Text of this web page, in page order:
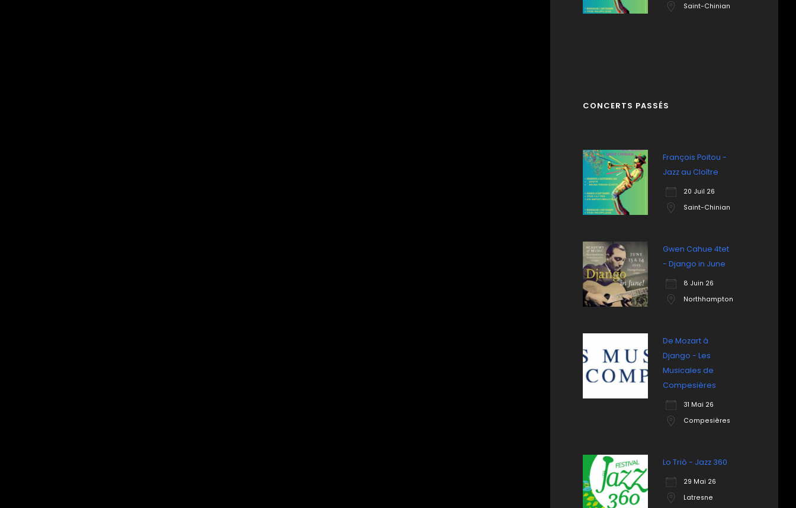
Saint-Chinian
CONCERTS PASSÉS
François Poitou -
Jazz au Cloître
20 Juil 26
Saint-Chinian
Gwen Cahue 4tet
- Django in June
8 Juin 26
Northhampton
De Mozart à
Django - Les
Musicales de
Compesières
31 Mai 26
Compesières
Lo Triò - Jazz 360
29 Mai 26
Latresne